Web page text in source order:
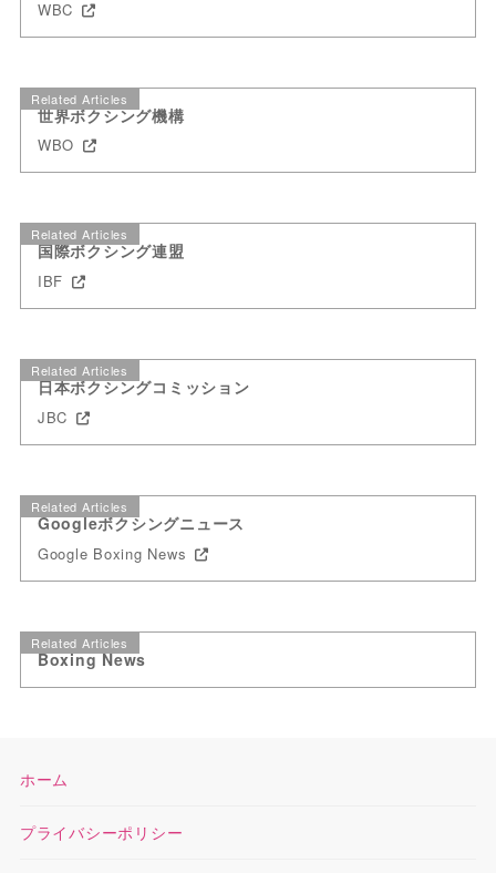
WBC
Related Articles
世界ボクシング機構
WBO
Related Articles
国際ボクシング連盟
IBF
Related Articles
日本ボクシングコミッション
JBC
Related Articles
Googleボクシングニュース
Google Boxing News
Related Articles
Boxing News
ホーム
プライバシーポリシー